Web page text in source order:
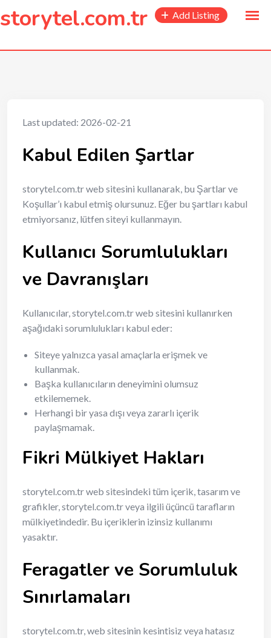
content
storytel.com.tr Add Listing
Last updated: 2026-02-21
Kabul Edilen Şartlar
storytel.com.tr web sitesini kullanarak, bu Şartlar ve
Koşullar’ı kabul etmiş olursunuz. Eğer bu şartları kabul
etmiyorsanız, lütfen siteyi kullanmayın.
Kullanıcı Sorumlulukları
ve Davranışları
Kullanıcılar, storytel.com.tr web sitesini kullanırken
aşağıdaki sorumlulukları kabul eder:
Siteye yalnızca yasal amaçlarla erişmek ve
kullanmak.
Başka kullanıcıların deneyimini olumsuz
etkilememek.
Herhangi bir yasa dışı veya zararlı içerik
paylaşmamak.
Fikri Mülkiyet Hakları
storytel.com.tr web sitesindeki tüm içerik, tasarım ve
grafikler, storytel.com.tr veya ilgili üçüncü tarafların
mülkiyetindedir. Bu içeriklerin izinsiz kullanımı
yasaktır.
Feragatler ve Sorumluluk
Sınırlamaları
storytel.com.tr, web sitesinin kesintisiz veya hatasız